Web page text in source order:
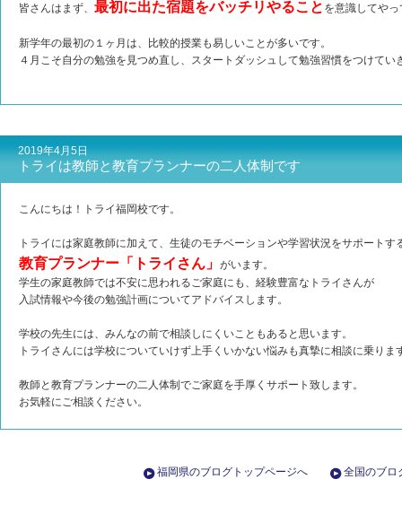
皆さんはまず、 最初に出た宿題をバッチリやること を意識してや
新学年の最初の１ヶ月は、比較的授業も易しいことが多いです。
４月こそ自分の勉強を見つめ直し、スタートダッシュして勉強習慣をつけてい
2019年4月5日
トライは教師と教育プランナーの二人体制です
こんにちは！トライ福岡校です。
トライには家庭教師に加えて、生徒のモチベーションや学習状況をサポートす
教育プランナー「トライさん」 がいます。
学生の家庭教師では不安に思われるご家庭にも、経験豊富なトライさんが
入試情報や今後の勉強計画についてアドバイスします。
学校の先生には、みんなの前で相談しにくいこともあると思います。
トライさんには学校についていけず上手くいかない悩みも真摯に相談に乗りま
教師と教育プランナーの二人体制でご家庭を手厚くサポート致します。
お気軽にご相談ください。
福岡県のブログトップページへ 全国のブロ